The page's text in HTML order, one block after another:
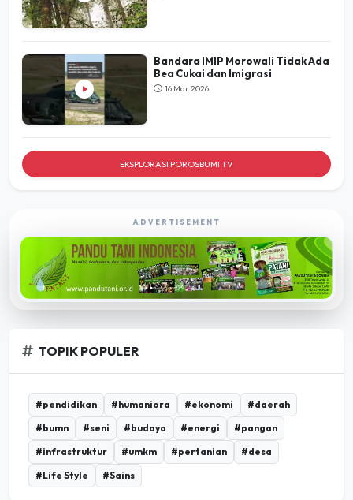
Bandara IMIP Morowali Tidak Ada
Bea Cukai dan Imigrasi
16 Mar 2026
EKSPLORASI POROSBUMI TV
ADVERTISEMENT
TOPIK POPULER
#pendidikan #humaniora #ekonomi
#daerah
#bumn
#seni #budaya #energi
#pangan
#infrastruktur
#umkm #pertanian
#desa
#Life Style
#Sains